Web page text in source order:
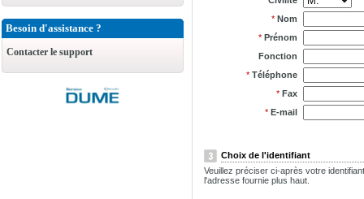
Besoin d'assistance ?
Contacter le support
* Nom
* Prénom
Fonction
* Téléphone
* Fax
* E-mail
Choix de l'identifiant
Veuillez préciser ci-après votre
l'adresse fournie plus haut.